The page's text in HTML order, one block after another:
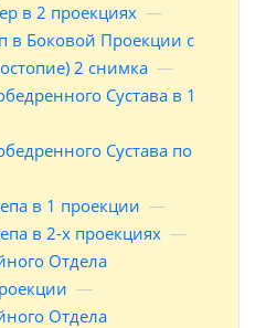
в 2 проекциях —
в Боковой Проекции с
2 снимка —
Сустава в 1
Сустава по
в 1 проекции —
в 2-х проекциях —
Отдела
—
Отдела